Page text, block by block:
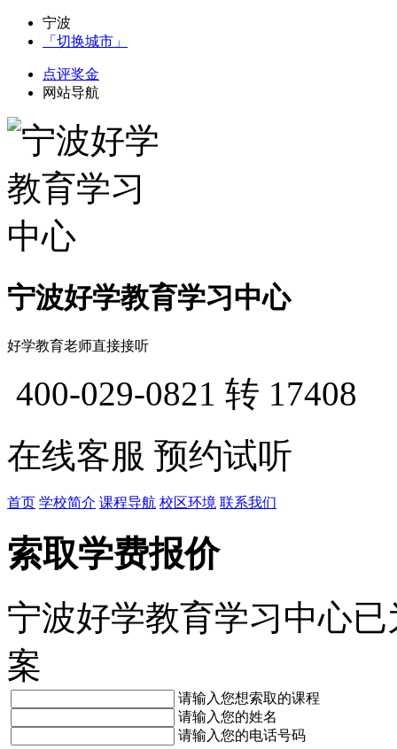
宁波
「切换城市」
点评奖金
网站导航
宁波好学教育学习中心
好学教育老师直接接听
400-029-0821 转 17408
在线客服 预约试听
首页 学校简介 课程导航 校区环境 联系我们
索取学费报价
宁波好学教育学习中心
案
请输入您想索取的课程
请输入您的姓名
请输入您的电话号码